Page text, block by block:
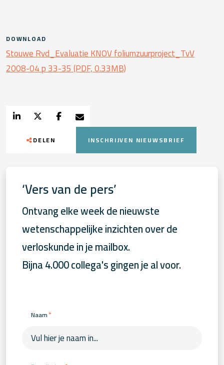
DOWNLOAD
Stouwe Rvd_Evaluatie KNOV foliumzuurproject_TvV
2008-04 p 33-35 (PDF, 0.33MB)
DELEN INSCHRIJVEN NIEUWSBRIEF
‘Vers van de pers’
Ontvang elke week de nieuwste
wetenschappelijke inzichten over de
verloskunde in je mailbox.
Bijna 4.000 collega's gingen je al voor.
Naam*